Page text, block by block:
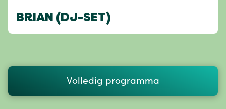
BRIAN (DJ-SET)
Volledig programma